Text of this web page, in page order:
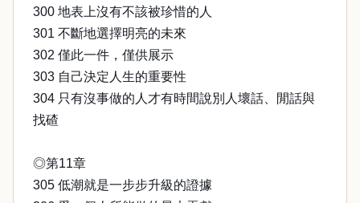
300 地表上沒有不該被珍惜的人
301 不斷地選擇明亮的未來
302 僅此一件，僅供展示
303 自己決定人生的重要性
304 只有沒事做的人才有時間說別人壞話、閒話與
找碴
◎第11章
305 低潮就是一步步升級的證據